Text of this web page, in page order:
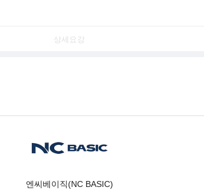
상세요강
엔씨베이직(NC BASIC)